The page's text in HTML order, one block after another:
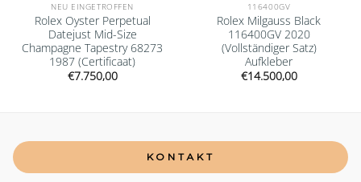
NEU EINGETROFFEN
Rolex Oyster Perpetual
Datejust Mid-Size
Champagne Tapestry 68273
1987 (Certificaat)
€7.750,00
116400GV
Rolex Milgauss Black
116400GV 2020
(Vollständiger Satz)
Aufkleber
€14.500,00
KONTAKT